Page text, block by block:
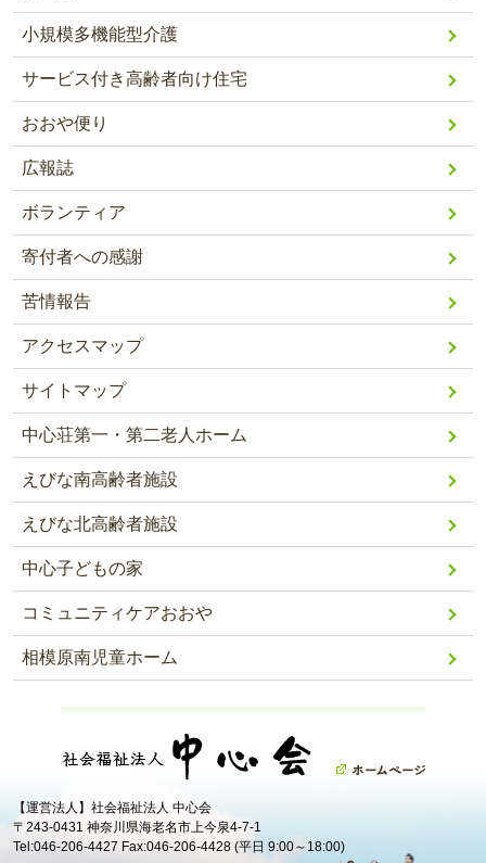
小規模多機能型介護
サービス付き高齢者向け住宅
おおや便り
広報誌
ボランティア
寄付者への感謝
苦情報告
アクセスマップ
サイトマップ
中心荘第一・第二老人ホーム
えびな南高齢者施設
えびな北高齢者施設
中心子どもの家
コミュニティケアおおや
相模原南児童ホーム
【運営法人】社会福祉法人 中心会
〒243-0431 神奈川県海老名市上今泉4-7-1
Tel:046-206-4427 Fax:046-206-4428 (平日 9:00～18:00)